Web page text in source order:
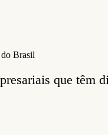
do Brasil
que têm